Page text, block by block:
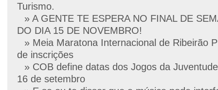
Turismo.
» A GENTE TE ESPERA NO FINAL DE
DO DIA 15 DE NOVEMBRO!
» Meia Maratona Internacional de Ribeirão
de inscrições
» COB define datas dos Jogos da
16 de setembro